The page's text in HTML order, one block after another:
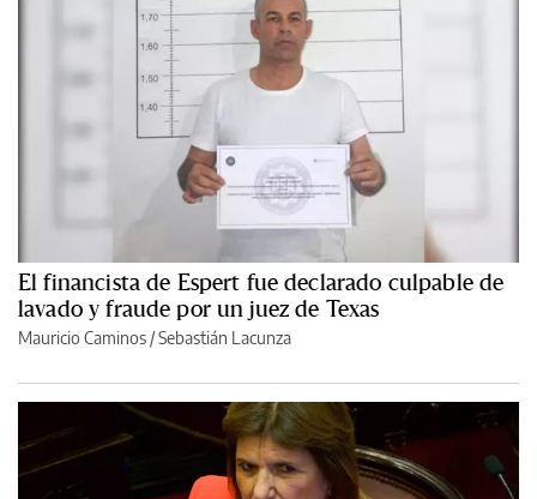
El financista de Espert fue declarado culpable de
lavado y fraude por un juez de Texas
Mauricio Caminos /Sebastián Lacunza